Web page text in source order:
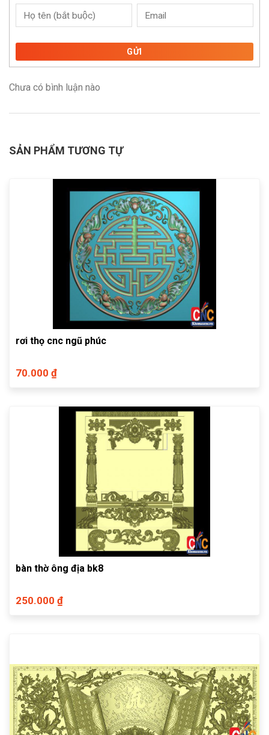
GỬI
Chưa có bình luận nào
SẢN PHẨM TƯƠNG TỰ
rơi thọ cnc ngũ phúc
70.000 ₫
bàn thờ ông địa bk8
250.000 ₫